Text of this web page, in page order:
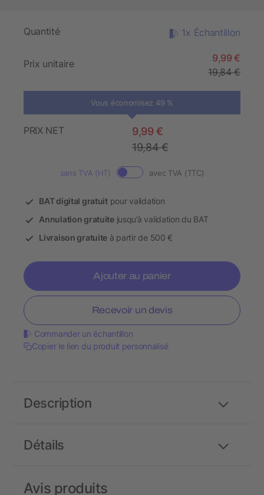
Quantité 1x Échantillon
Prix unitaire
9,99 €
19,84 €
Vous économisez 49 %
PRIX NET
9,99 €
19,84 €
sans TVA (HT) avec TVA (TTC)
BAT digital gratuitpour validation
Annulation gratuitejusqu’à validation du BAT
Livraison gratuite à partir de 500 €
Ajouter au panier
Recevoir un devis
Commander un échantillon
Copier le lien du produit personnalisé
Détails
Description
Avis produits